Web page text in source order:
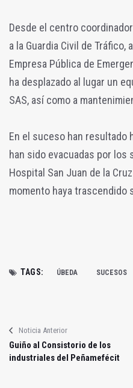
Desde el centro
a la Guardia Civil de Tráfico,
Empresa Pública de
ha desplazado al lugar un
SAS, así como a
En el suceso han resultado
han sido evacuadas por los
Hospital San Juan de la
momento haya trascendido
TAGS: ÚBEDA SUCESOS
Noticia Anterior
Guiño al Consistorio de los
industriales del Peñamefécit